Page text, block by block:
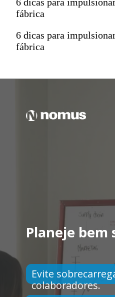
fábrica
6 dicas para
fábrica
Planeje bem
Evite
colaboradores.